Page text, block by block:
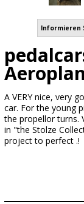
Informieren
A VERY nice, very
car. For the young
the propellor turns.
in "the Stolze
project to perfect .!